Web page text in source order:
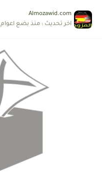
Almozawid.com
اخر تحديث : منذ بضع اعوام